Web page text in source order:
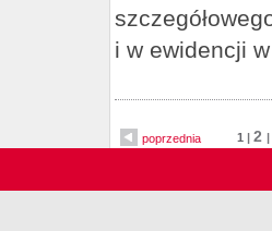
i w ewidencji
poprzednia 1 | 2 |